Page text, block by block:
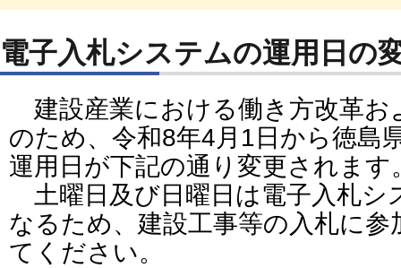
電子入札システムの運用日の
建設産業における働き方改革お
のため、令和8年4月1日から徳島
運用日が下記の通り変更されます
土曜日及び日曜日は電子入札シ
なるため、建設工事等の入札に
てください。